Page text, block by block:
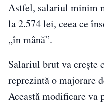
Astfel, salariul minim
la 2.574 lei, ceea ce
„în mână”.
Salariul brut va crește
reprezintă o majorare
Această modificare va